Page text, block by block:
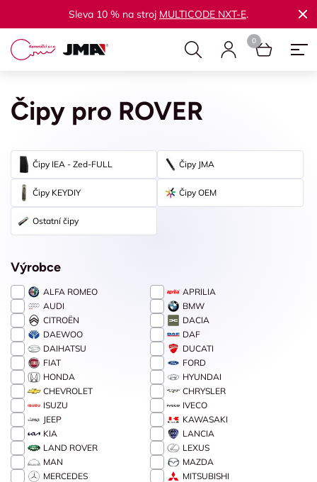
Sleva 10 % na stroj MULTICODE NXT-E.
Čipy pro ROVER
Čipy IEA - Zed-FULL Čipy JMA
Čipy KEYDIY Čipy OEM
Ostatní čipy
Výrobce
ALFA ROMEO
APRILIA
AUDI
BMW
CITROËN
DACIA
DAEWOO
DAF
DAIHATSU
DUCATI
FIAT
FORD
HONDA
HYUNDAI
CHEVROLET
CHRYSLER
ISUZU
IVECO
JEEP
KAWASAKI
KIA
LANCIA
LAND ROVER
LEXUS
MAN
MAZDA
MERCEDES
MITSUBISHI